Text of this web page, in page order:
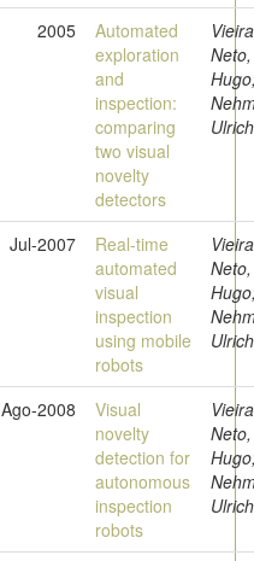
2005
Automated
exploration
and
inspection:
comparing
two visual
novelty
detectors
Vieira
Neto,
Ulrich
Jul-2007
Real-time
automated
visual
inspection
using mobile
robots
Vieira
Neto,
Ulrich
Ago-2008
Visual
novelty
detection for
autonomous
inspection
robots
Vieira
Neto,
Ulrich